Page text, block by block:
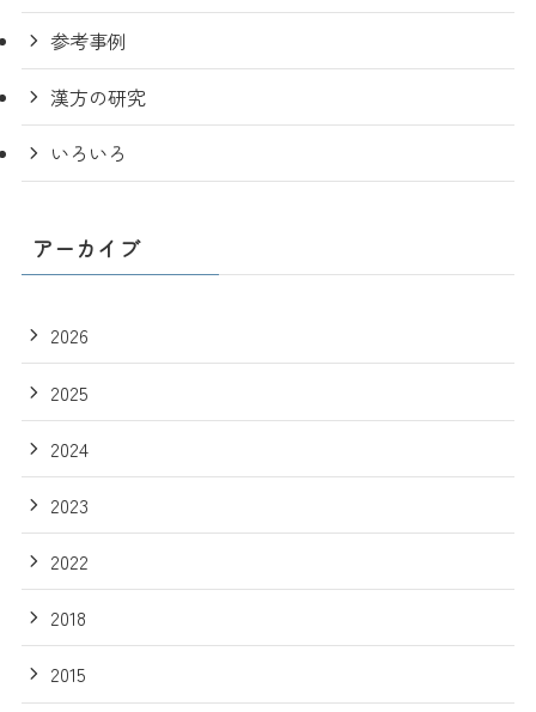
参考事例
漢方の研究
いろいろ
アーカイブ
2026
2025
2024
2023
2022
2018
2015